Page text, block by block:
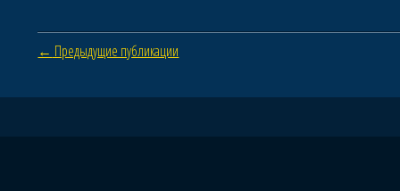
Навигация по статьям
← Предыдущие публикации